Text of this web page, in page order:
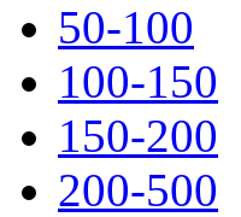
50-100
100-150
150-200
200-500